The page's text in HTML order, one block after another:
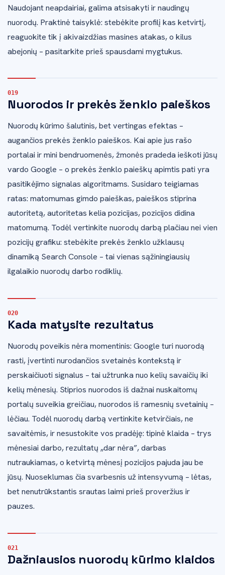
Naudojant neapdairiai, galima atsisakyti ir naudingų
nuorodų. Praktinė taisyklė: stebėkite profilį kas ketvirtį,
reaguokite tik į akivaizdžias masines atakas, o kilus
abejonių – pasitarkite prieš spausdami mygtukus.
Nuorodos ir prekės ženklo paieškos
Nuorodų kūrimo šalutinis, bet vertingas efektas –
augančios prekės ženklo paieškos. Kai apie jus rašo
portalai ir mini bendruomenės, žmonės pradeda ieškoti jūsų
vardo Google – o prekės ženklo paieškų apimtis pati yra
pasitikėjimo signalas algoritmams. Susidaro teigiamas
ratas: matomumas gimdo paieškas, paieškos stiprina
autoritetą, autoritetas kelia pozicijas, pozicijos didina
matomumą. Todėl vertinkite nuorodų darbą plačiau nei vien
pozicijų grafiku: stebėkite prekės ženklo užklausų
dinamiką Search Console – tai vienas sąžiningiausių
ilgalaikio nuorodų darbo rodiklių.
Kada matysite rezultatus
Nuorodų poveikis nėra momentinis: Google turi nuorodą
rasti, įvertinti nurodančios svetainės kontekstą ir
perskaičiuoti signalus – tai užtrunka nuo kelių savaičių iki
kelių mėnesių. Stiprios nuorodos iš dažnai nuskaitomų
portalų suveikia greičiau, nuorodos iš ramesnių svetainių –
lėčiau. Todėl nuorodų darbą vertinkite ketvirčiais, ne
savaitėmis, ir nesustokite vos pradėję: tipinė klaida – trys
mėnesiai darbo, rezultatų „dar nėra”, darbas
nutraukiamas, o ketvirtą mėnesį pozicijos pajuda jau be
jūsų. Nuoseklumas čia svarbesnis už intensyvumą – lėtas,
bet nenutrūkstantis srautas laimi prieš proveržius ir
pauzes.
Dažniausios nuorodų kūrimo klaidos